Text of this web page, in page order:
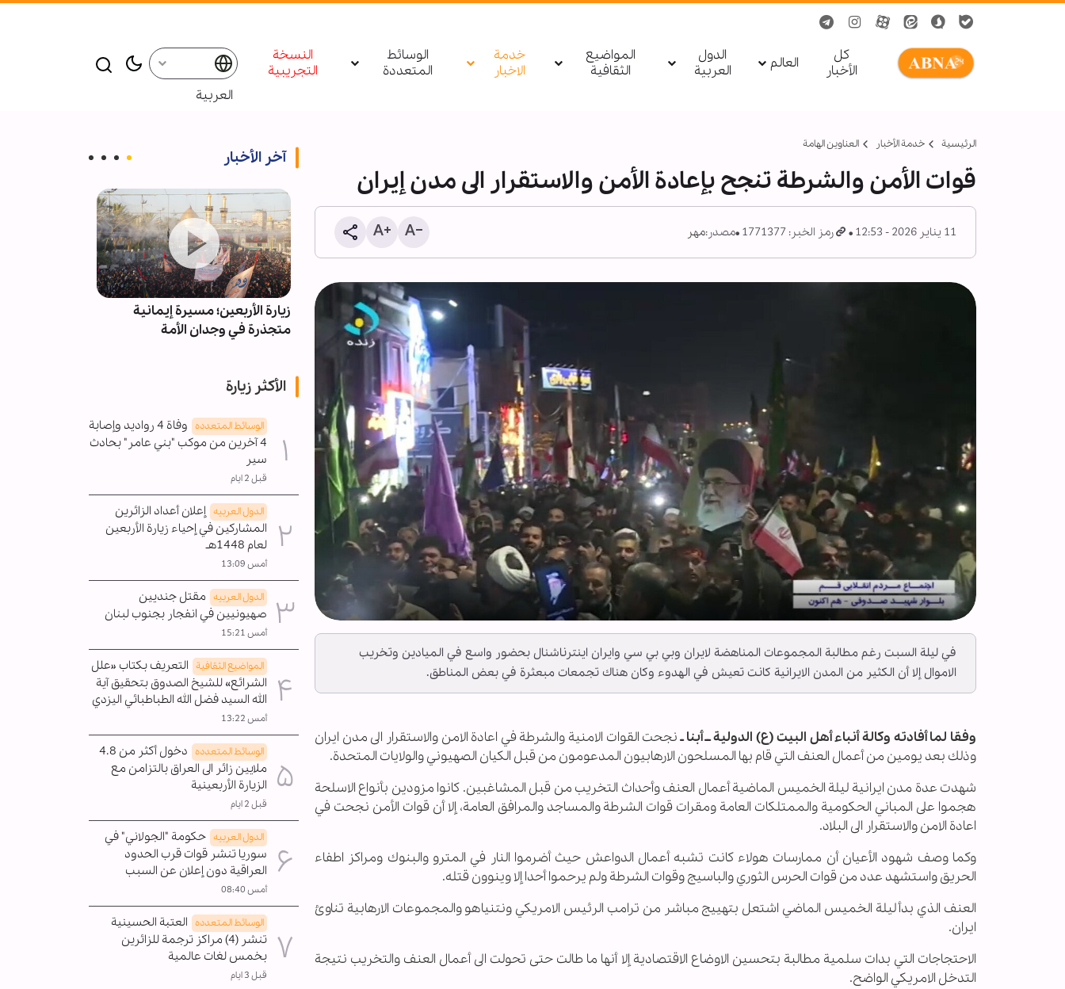
کل
الأخبار
العالم
الدول
العربیة
المواضيع
الثقافية
خدمة
الاخبار
الوسائط
المتعددة
النسخة
التجريبية
العربية
الرئيسية خدمة الأخبار العناوين الهامة
قوات الأمن والشرطة تنجح بإعادة الأمن والاستقرار الى مدن إيران
11 يناير 2026 - 12:53 رمز الخبر: 1771377 مصدر:مهر
في ليلة السبت رغم مطالبة المجموعات المناهضة لايران وبي بي سي وايران اينترناشنال بحضور واسع في الميادين وتخريب
الاموال إلا أن الكثير من المدن الايرانية كانت تعيش في الهدوء وكان هناك تجمعات مبعثرة في بعض المناطق.
وفقا لما أفادته وكالة أنباء أهل البيت (ع) الدولية ــ أبنا ـنجحت القوات الامنية والشرطة في اعادة الامن والاستقرار الى مدن ايران
وذلك بعد يومين من أعمال العنف التي قام بها المسلحون الارهابيون المدعومون من قبل الكيان الصهيوني والولايات المتحدة.
شهدت عدة مدن ايرانية ليلة الخميس الماضية أعمال العنف وأحداث التخريب من قبل المشاغبين. كانوا مزودين بأنواع الاسلحة
هجموا على المباني الحكومية والممتلكات العامة ومقرات قوات الشرطة والمساجد والمرافق العامة، إلا أن قوات الأمن نجحت في
اعادة الامن والاستقرار الى البلاد.
وكما وصف شهود الأعيان أن ممارسات هولاء كانت تشبه أعمال الدواعش حيث أضرموا النار في المترو والبنوك ومراكز اطفاء
الحريق واستشهد عدد من قوات الحرس الثوري والباسيج وقوات الشرطة ولم يرحموا أحدا إلا وينوون قتله.
العنف الذي بدأ ليلة الخميس الماضي اشتعل بتهييج مباشر من ترامب الرئيس الامريكي ونتنياهو والمجموعات الارهابية تناوئ
ايران.
الاحتجاجات التي بدات سلمية مطالبة بتحسين الاوضاع الاقتصادية إلا أنها ما طالت حتى تحولت الى أعمال العنف والتخريب نتيجة
التدخل الامريكي الواضح.
آخر الأخبار
الأربعين الحسيني؛ منصة عالمية
لنشر الثقافة القرآنية
زيارة الأربعين؛ مسيرة إيمانية
متجذرة في وجدان الأمة
الأكثر زيارة
الوسائط المتعدده
وفاة 4 رواديد وإصابة
4 آخرين من موكب "بني عامر" بحادث
سير
قبل 2 ايام
الدول العربیه إعلان أعداد الزائرين
المشاركين في إحياء زيارة الأربعين
لعام 1448هـ
أمس 13:09
الدول العربیه مقتل جنديين
صهيونيين في انفجار بجنوب لبنان
أمس 15:21
المواضیع الثقافية التعريف بكتاب «علل
الشرائع» للشيخ الصدوق بتحقيق آية
الله السيد فضل الله الطباطبائي اليزدي
أمس 13:22
الوسائط المتعدده
دخول أكثر من 4.8
ملايين زائر الى العراق بالتزامن مع
الزيارة الأربعينية
قبل 2 ايام
الدول العربیه حكومة "الجولاني" في
سوريا تنشر قوات قرب الحدود
العراقية دون إعلان عن السبب
أمس 08:40
الوسائط المتعدده العتبة الحسينية
تنشر (4) مراكز ترجمة للزائرين
بخمس لغات عالمية
قبل 3 ايام